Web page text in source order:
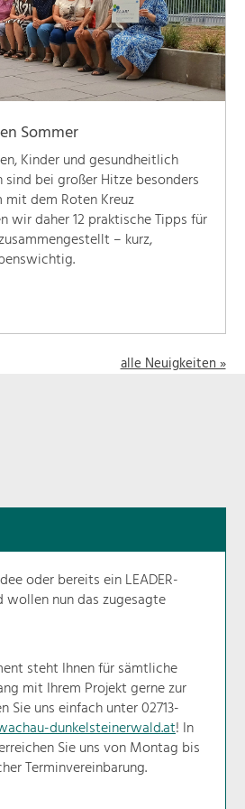
geben
wir
hier
eine
Übersicht
unsere
Themenschwerpunkte.
Für
mehr
Informationen
einfach
das
schon
Natur- &
Landschaftsschutz
Pflege, Regulierung und
Weiterentwicklung.
Ortsbild, Baukultur und nachhaltiges
Siedlungswesen.
Land- & Forstwirtschaft
Bewirtschaftung und Pflege der
Kulturlandschaft.
Sommer
Kinder und gesundheitlich
bei großer Hitze besonders
mit dem Roten Kreuz
wir daher 12 praktische Tipps für
– kurz,
alle Neuigkeiten »
oder bereits ein LEADER-
wollen nun das zugesagte
steht Ihnen für sämtliche
mit Ihrem Projekt gerne zur
Sie uns einfach unter 02713-
dunkelsteinerwald.at! In
Sie uns von Montag bis
Terminvereinbarung.